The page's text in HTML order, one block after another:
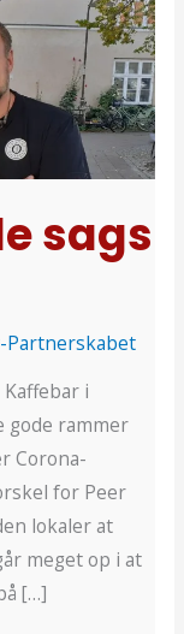
sags
Partnerskabet
i
gode rammer
Corona-
for Peer
lokaler at
meget op i at
[…]